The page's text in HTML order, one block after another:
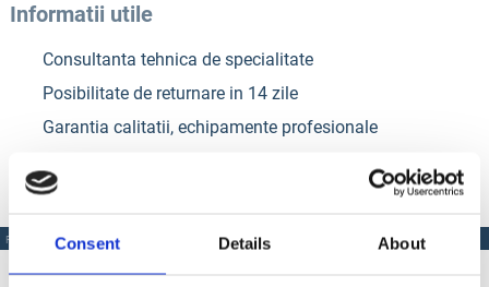
Consent Details About
Informatii utile
Consultanta tehnica de specialitate
Posibilitate de returnare in 14 zile
Garantia calitatii, echipamente profesionale
PRODUSE SIMILARE